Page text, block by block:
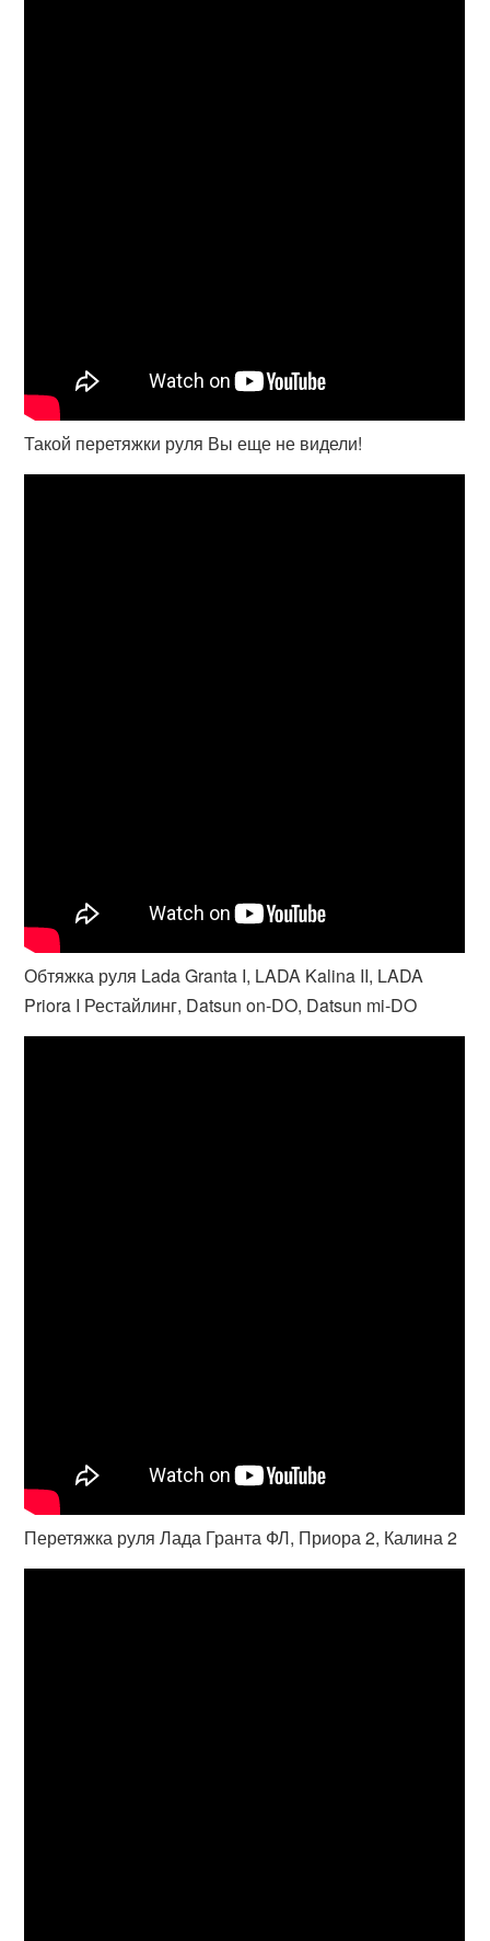
Такой перетяжки руля Вы еще не видели!
Обтяжка руля Lada Granta I, LADA Kalina II, LADA
Priora I Рестайлинг, Datsun on-DO, Datsun mi-DO
Перетяжка руля Лада Гранта ФЛ, Приора 2, Калина 2